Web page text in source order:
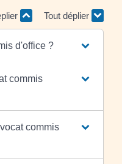
Tout déplier
d'office ?
commis
commis